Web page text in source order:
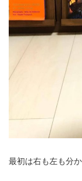
最初は右も左も分